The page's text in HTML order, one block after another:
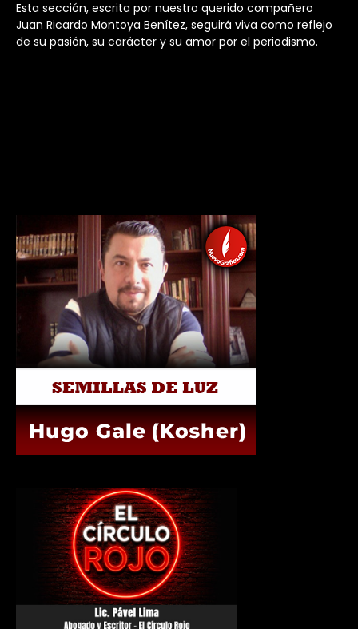
Esta sección, escrita por nuestro querido compañero
Juan Ricardo Montoya Benítez, seguirá viva como reflejo
de su pasión, su carácter y su amor por el periodismo.